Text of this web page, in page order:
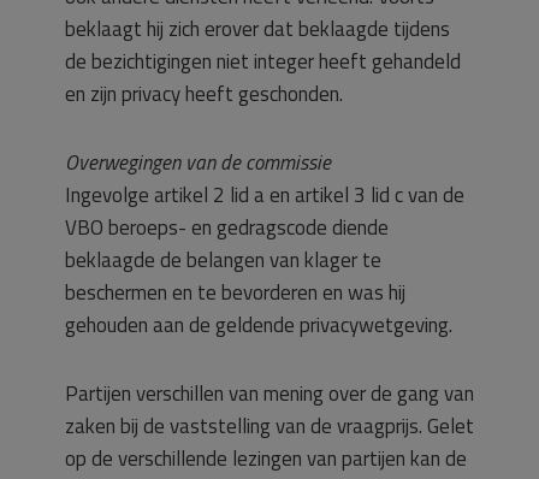
beklaagt hij zich erover dat beklaagde tijdens
de bezichtigingen niet integer heeft gehandeld
en zijn privacy heeft geschonden.
Overwegingen van de commissie
Ingevolge artikel 2 lid a en artikel 3 lid c van de
VBO beroeps- en gedragscode diende
beklaagde de belangen van klager te
beschermen en te bevorderen en was hij
gehouden aan de geldende privacywetgeving.
Partijen verschillen van mening over de gang van
zaken bij de vaststelling van de vraagprijs. Gelet
op de verschillende lezingen van partijen kan de